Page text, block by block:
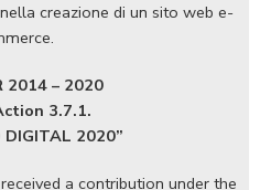
creazione di un sito web e-
2014 – 2020
3.7.1.
DIGITAL 2020”
a contribution under the